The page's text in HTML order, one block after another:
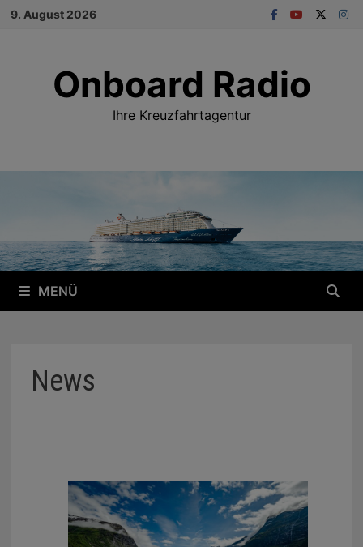
Zum
9. August 2026
Onboard Radio
Ihre Kreuzfahrtagentur
MENÜ
News